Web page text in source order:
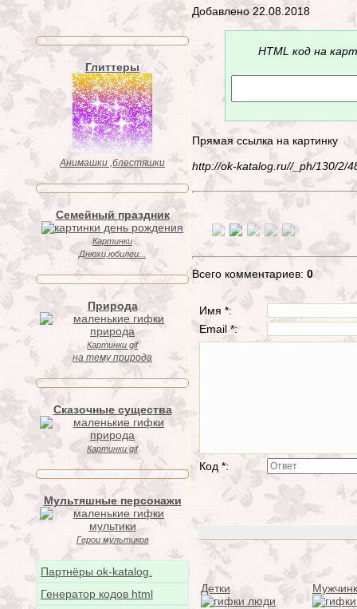
Глиттеры
Анимашки ,блестяшки
Семейный праздник
Картинки
Днюхи,юбилеи...
Природа
Картинки gif
на тему природа
Сказочные существа
Картинки gif
Мультяшные персонажи
Герои мультиков
Партнёры ok-katalog.
Генератор кодов html
Добавлено 22.08.2018
HTML код на
Прямая ссылка на картинку
http://ok-katalog.ru//_ph/130/2/
Всего комментариев: 0
Имя *:
Email *:
Код *:
Детки